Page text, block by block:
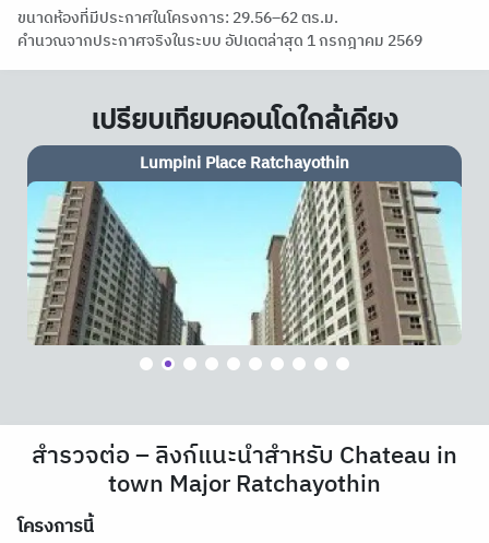
ขนาดห้องที่มีประกาศในโครงการ: 29.56–62 ตร.ม.
คำนวณจากประกาศจริงในระบบ อัปเดตล่าสุด 1 กรกฎาคม 2569
เปรียบเทียบคอนโดใกล้เคียง
Central Ratchayothin Park
สำรวจต่อ – ลิงก์แนะนำสำหรับ Chateau in
town Major Ratchayothin
โครงการนี้